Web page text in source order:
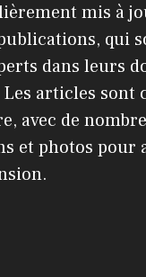
mis à
qui
dans leurs
articles sont
avec de
et photos pour